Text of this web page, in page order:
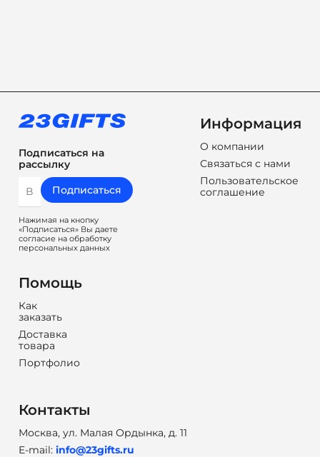
Подписаться на
рассылку
Подписаться
Нажимая на кнопку
«Подписаться» Вы даете
согласие на обработку
персональных данных
Информация
О компании
Связаться с нами
Пользовательское
соглашение
Помощь
Как
заказать
Доставка
товара
Портфолио
Контакты
Москва, ул. Малая Ордынка, д. 11
E-mail: info@23gifts.ru